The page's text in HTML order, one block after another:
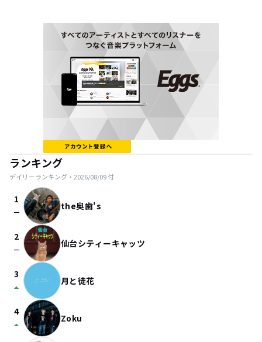
ランキング
デイリーランキング・ 2026/08/09付
1
check_indeterminate_small the奥歯's
2
check_indeterminate_small 仙台シティーキャッツ
3
arrow_drop_up 月と徒花
4
arrow_drop_up Zoku